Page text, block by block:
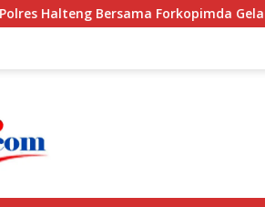
Forkopimda Gelar Apel Siaga